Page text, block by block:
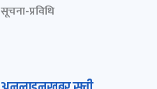
सूचना-प्रविधि